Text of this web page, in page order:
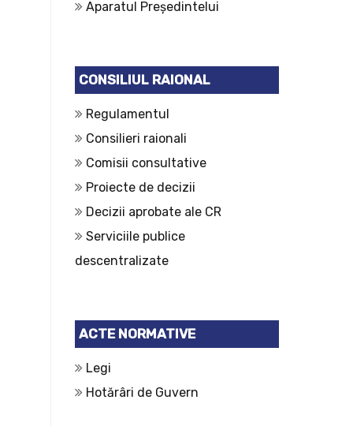
Aparatul Președintelui
CONSILIUL RAIONAL
Regulamentul
Consilieri raionali
Comisii consultative
Proiecte de decizii
Decizii aprobate ale CR
Serviciile publice
descentralizate
ACTE NORMATIVE
Legi
Hotărâri de Guvern